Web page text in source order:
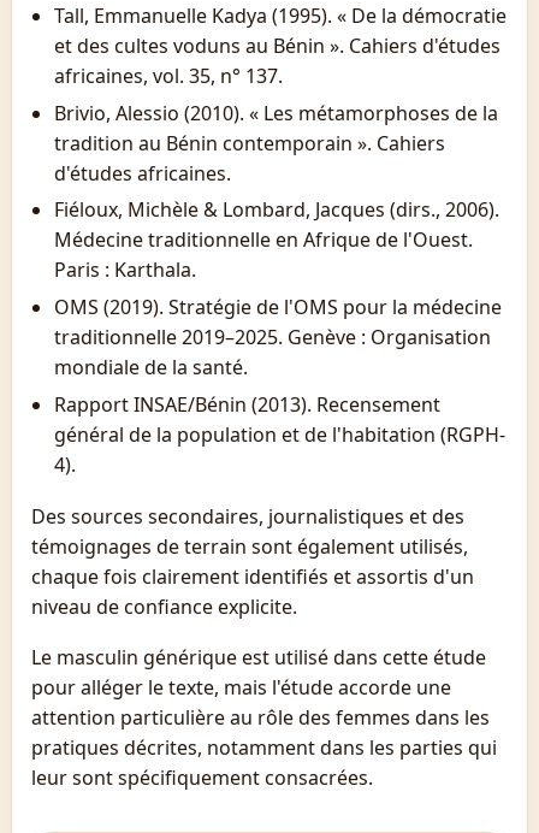
Tall, Emmanuelle Kadya (1995). « De la démocratie
et des cultes voduns au Bénin ». Cahiers d'études
africaines, vol. 35, n° 137.
Brivio, Alessio (2010). « Les métamorphoses de la
tradition au Bénin contemporain ». Cahiers
d'études africaines.
Fiéloux, Michèle & Lombard, Jacques (dirs., 2006).
Médecine traditionnelle en Afrique de l'Ouest.
Paris : Karthala.
OMS (2019). Stratégie de l'OMS pour la médecine
traditionnelle 2019–2025. Genève : Organisation
mondiale de la santé.
Rapport INSAE/Bénin (2013). Recensement
général de la population et de l'habitation (RGPH-
4).
Des sources secondaires, journalistiques et des
témoignages de terrain sont également utilisés,
chaque fois clairement identifiés et assortis d'un
niveau de confiance explicite.
Le masculin générique est utilisé dans cette étude
pour alléger le texte, mais l'étude accorde une
attention particulière au rôle des femmes dans les
pratiques décrites, notamment dans les parties qui
leur sont spécifiquement consacrées.